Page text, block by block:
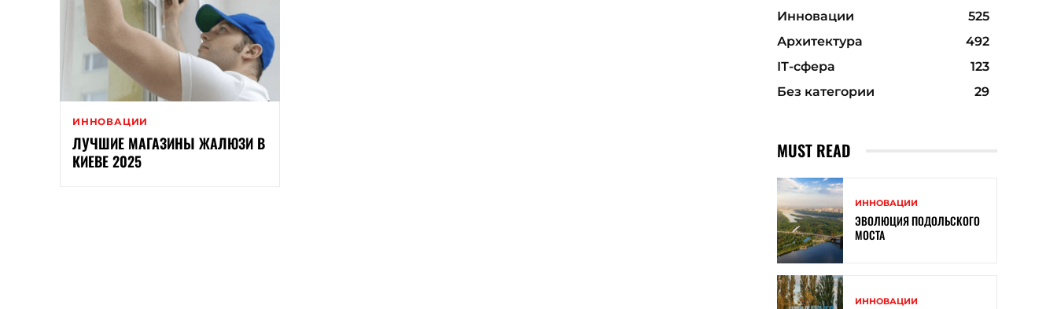
ИННОВАЦИИ
ЛУЧШИЕ МАГАЗИНЫ ЖАЛЮЗИ В
КИЕВЕ 2025
Инновации
525
Архитектура
492
ІТ-сфера
123
Без категории
29
MUST READ
ИННОВАЦИИ
ЭВОЛЮЦИЯ ПОДОЛЬСКОГО
МОСТА
ИННОВАЦИИ